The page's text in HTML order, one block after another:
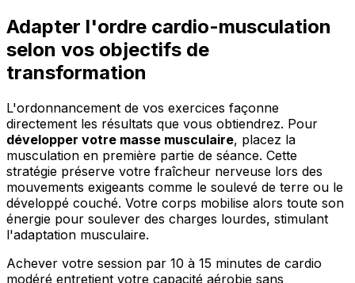
Adapter l'ordre cardio-musculation
selon vos objectifs de
transformation
L'ordonnancement de vos exercices façonne
directement les résultats que vous obtiendrez. Pour
développer votre masse musculaire, placez la
musculation en première partie de séance. Cette
stratégie préserve votre fraîcheur nerveuse lors des
mouvements exigeants comme le soulevé de terre ou le
développé couché. Votre corps mobilise alors toute son
énergie pour soulever des charges lourdes, stimulant
l'adaptation musculaire.
Achever votre session par 10 à 15 minutes de cardio
modéré entretient votre capacité aérobie sans